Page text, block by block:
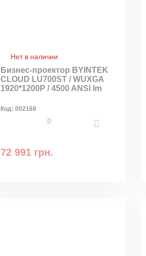
Нет в наличии
Бизнес-проектор BYINTEK
CLOUD LU700ST / WUXGA
1920*1200P / 4500 ANSI lm
Код: 002168
0
72 991 грн.